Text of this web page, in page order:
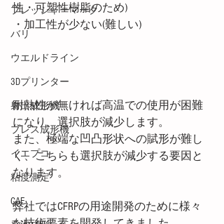
プレッシャーマーク
バリ
ウエルドライン
3Dプリンター
射出成形機
プレス成形機
イエプコ
粘度測定
CAE
性・可塑性樹脂のため)
・加工性が少ない(難しい)
耐熱性が無ければ高温での使用が困難
になり、選択肢が減少します。
また、極端な凹凸形状への賦形が難し
く、こちらも選択肢が減少する要因と
なります。
弊社ではCFRPの用途開発のために様々